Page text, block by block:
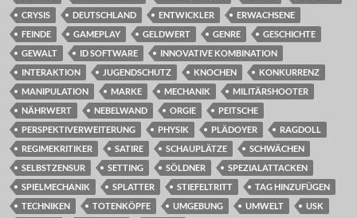
CRYSIS
DEUTSCHLAND ENTWICKLER
ERWACHSENE
FEINDE
GAMEPLAY GELDWERT GENRE
GESCHICHTE
GEWALT
ID SOFTWARE
INNOVATIVE KOMBINATION
INTERAKTION
JUGENDSCHUTZ KNOCHEN
KONKURRENZ
MANIPULATION
MARKE MECHANIK
MILITÄRSHOOTER
NÄHRWERT
NEBELWAND ORGIE
PEITSCHE
PERSPEKTIVERWEITERUNG
PHYSIK PLÄDOYER
RAGDOLL
REGIMEKRITIKER
SATIRE SCHAUPLÄTZE
SCHWÄCHEN
SELBSTZENSUR
SETTING SÖLDNER
SPEZIALATTACKEN
SPIELMECHANIK
SPLATTER STIEFELTRITT
TAG HINZUFÜGEN
TECHNIKEN
TOTENKÖPFE UMGEBUNG UMWELT
USK